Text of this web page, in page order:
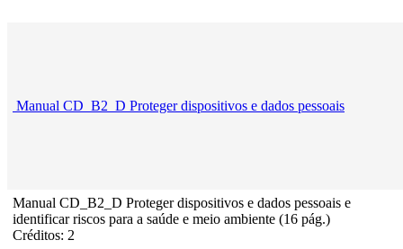
Manual CD_B2_D Proteger dispositivos e dados pessoais
Manual CD_B2_D Proteger dispositivos e dados pessoais e
identificar riscos para a saúde e meio ambiente (16 pág.)
Créditos: 2